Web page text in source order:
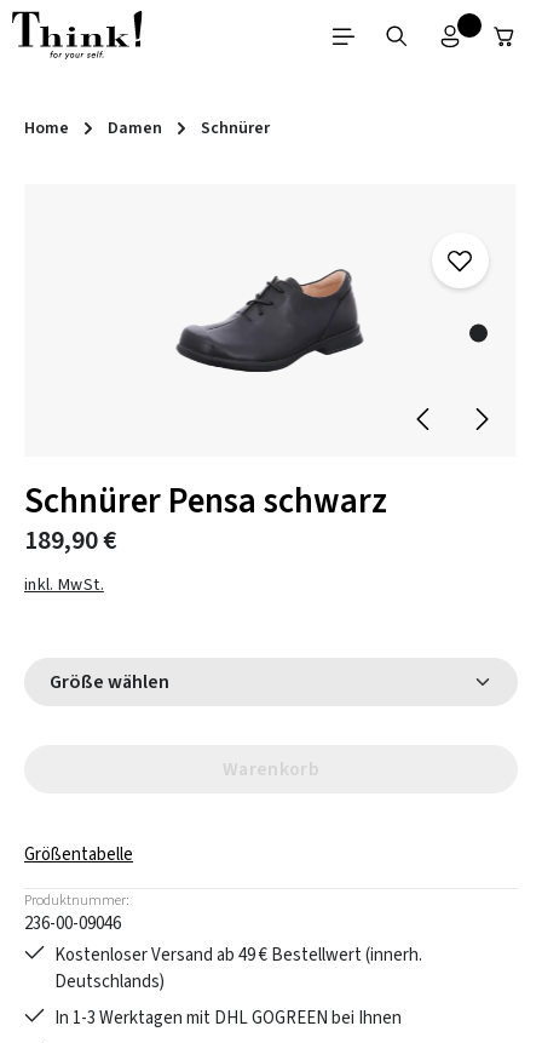
Zum Hauptinhalt springen
Home Damen Schnürer
Schnürer Pensa schwarz
189,90 €
inkl. MwSt.
Größe wählen
Warenkorb
Größentabelle
Produktnummer:
236-00-09046
Kostenloser Versand ab 49 € Bestellwert (innerh.
Deutschlands)
In 1-3 Werktagen mit DHL GOGREEN bei Ihnen